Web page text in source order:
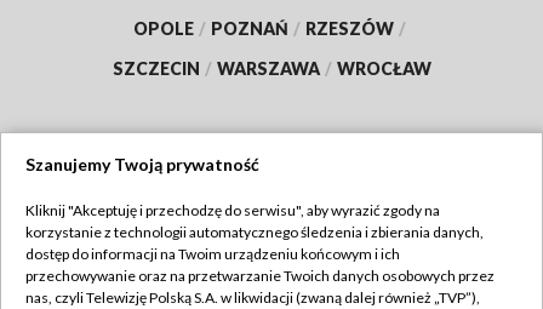
OPOLE / POZNAŃ / RZESZÓW /
SZCZECIN / WARSZAWA / WROCŁAW
TVP
Abonament TVP
Regulamin TVP
Szanujemy Twoją prywatność
Kliknij "Akceptuję i przechodzę do serwisu", aby wyrazić zgody na
korzystanie z technologii automatycznego śledzenia i zbierania danych,
dostęp do informacji na Twoim urządzeniu końcowym i ich
przechowywanie oraz na przetwarzanie Twoich danych osobowych przez
nas, czyli Telewizję Polską S.A. w likwidacji (zwaną dalej również „TVP”),